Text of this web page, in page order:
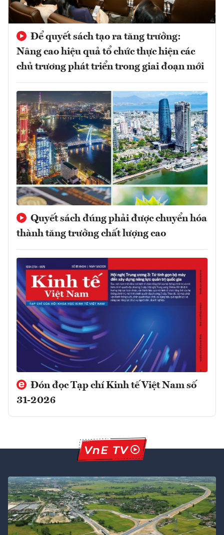
Để quyết sách tạo ra tăng trưởng:
Nâng cao hiệu quả tổ chức thực hiện các
chủ trương phát triển trong giai đoạn mới
Quyết sách đúng phải được chuyển hóa
thành tăng trưởng chất lượng cao
Đón đọc Tạp chí Kinh tế Việt Nam số
31-2026